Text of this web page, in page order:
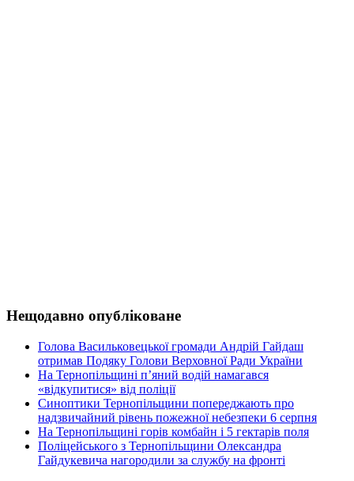
Нещодавно опубліковане
Голова Васильковецької громади Андрій Гайдаш
отримав Подяку Голови Верховної Ради України
На Тернопільщині п’яний водій намагався
«відкупитися» від поліції
Синоптики Тернопільщини попереджають про
надзвичайний рівень пожежної небезпеки 6 серпня
На Тернопільщині горів комбайн і 5 гектарів поля
Поліцейського з Тернопільщини Олександра
Гайдукевича нагородили за службу на фронті